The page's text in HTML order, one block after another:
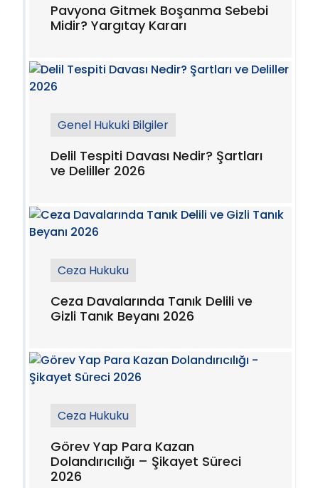
Pavyona Gitmek Boşanma Sebebi
Midir? Yargıtay Kararı
Genel Hukuki Bilgiler
Delil Tespiti Davası Nedir? Şartları
ve Deliller 2026
Ceza Hukuku
Ceza Davalarında Tanık Delili ve
Gizli Tanık Beyanı 2026
Ceza Hukuku
Görev Yap Para Kazan
Dolandırıcılığı – Şikayet Süreci
2026